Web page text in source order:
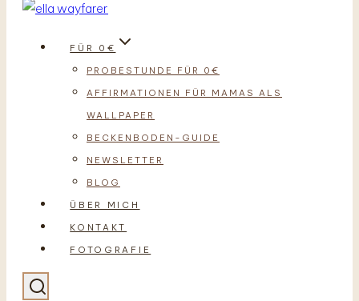
FÜR 0€
PROBESTUNDE FÜR 0€
AFFIRMATIONEN FÜR MAMAS ALS
WALLPAPER
BECKENBODEN-GUIDE
NEWSLETTER
BLOG
ÜBER MICH
KONTAKT
FOTOGRAFIE